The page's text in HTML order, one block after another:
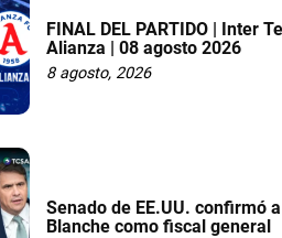
FINAL DEL PARTIDO | Inter
Alianza | 08 agosto 2026
8 agosto, 2026
Senado de EE.UU. confirmó
Blanche como fiscal general